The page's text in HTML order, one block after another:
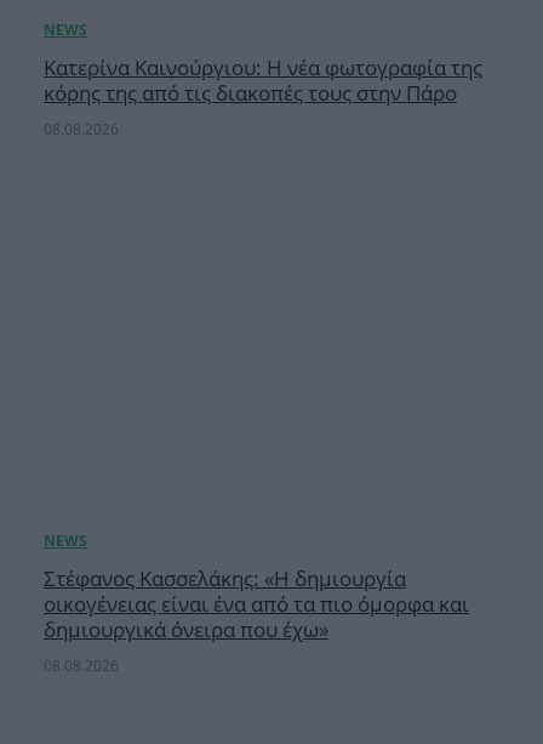
Κατερίνα Καινούργιου: Η νέα φωτογραφία της
κόρης της από τις διακοπές τους στην Πάρο
08.08.2026
Στέφανος Κασσελάκης: «Η δημιουργία
οικογένειας είναι ένα από τα πιο όμορφα και
δημιουργικά όνειρα που έχω»
08.08.2026